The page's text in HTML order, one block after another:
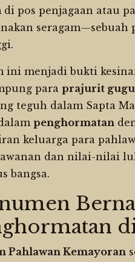
di pos penjagaan atau
ini menjadi bukti
para prajurit
teguh dalam Sapta
penghormatan
keluarga para
dan nilai-nilai
bangsa.
Pahlawan Kemayoran